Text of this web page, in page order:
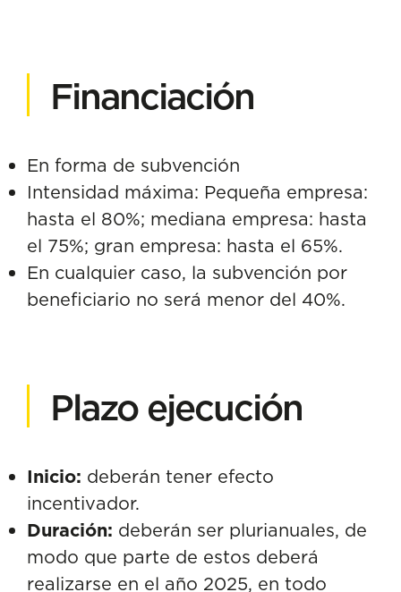
Financiación
En forma de subvención
Intensidad máxima: Pequeña empresa:
hasta el 80%; mediana empresa: hasta
el 75%; gran empresa: hasta el 65%.
En cualquier caso, la subvención por
beneficiario no será menor del 40%.
Plazo ejecución
Inicio: deberán tener efecto
incentivador.
Duración: deberán ser plurianuales, de
modo que parte de estos deberá
realizarse en el año 2025, en todo